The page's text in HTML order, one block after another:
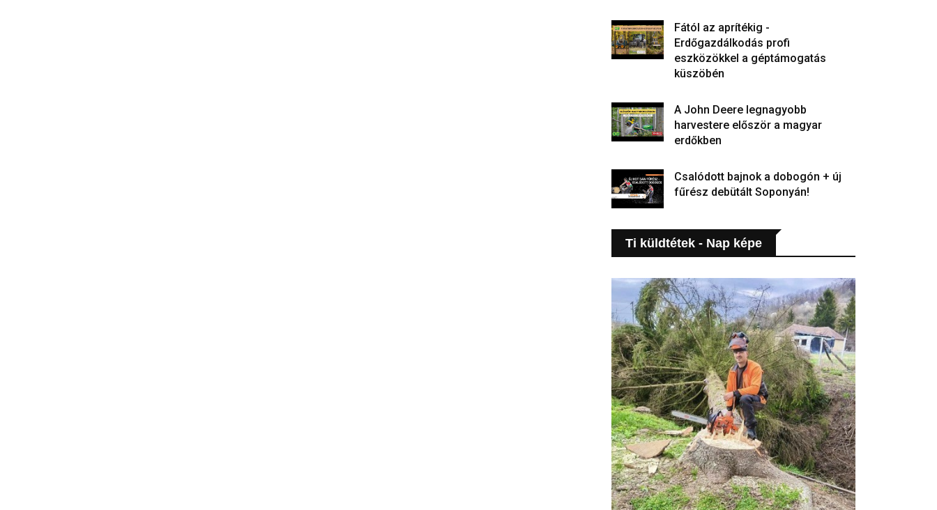
Fától az aprítékig -
Erdőgazdálkodás profi
eszközökkel a géptámogatás
küszöbén
A John Deere legnagyobb
harvestere először a magyar
erdőkben
Csalódott bajnok a dobogón + új
fűrész debütált Soponyán!
Ti küldtétek - Nap képe